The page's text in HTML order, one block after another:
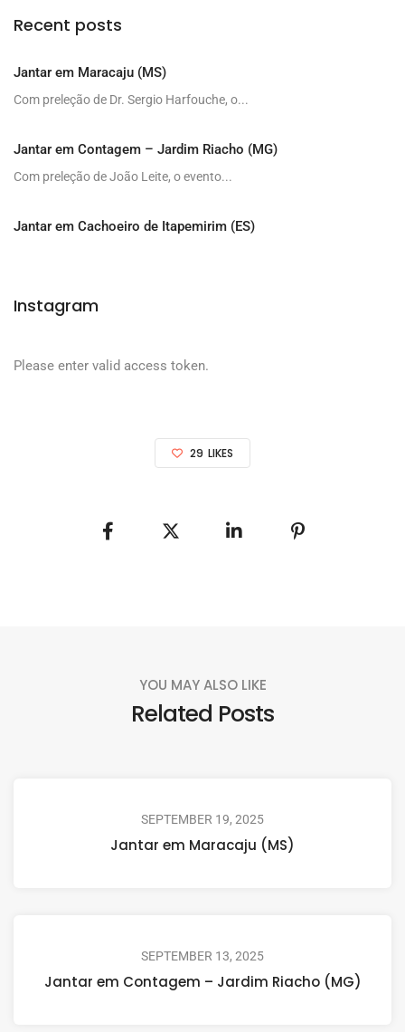
Recent posts
Jantar em Maracaju (MS)
Com preleção de Dr. Sergio Harfouche, o...
Jantar em Contagem – Jardim Riacho (MG)
Com preleção de João Leite, o evento...
Jantar em Cachoeiro de Itapemirim (ES)
Instagram
Please enter valid access token.
29 LIKES
YOU MAY ALSO LIKE
Related Posts
SEPTEMBER 19, 2025
Jantar em Maracaju (MS)
SEPTEMBER 13, 2025
Jantar em Contagem – Jardim Riacho (MG)